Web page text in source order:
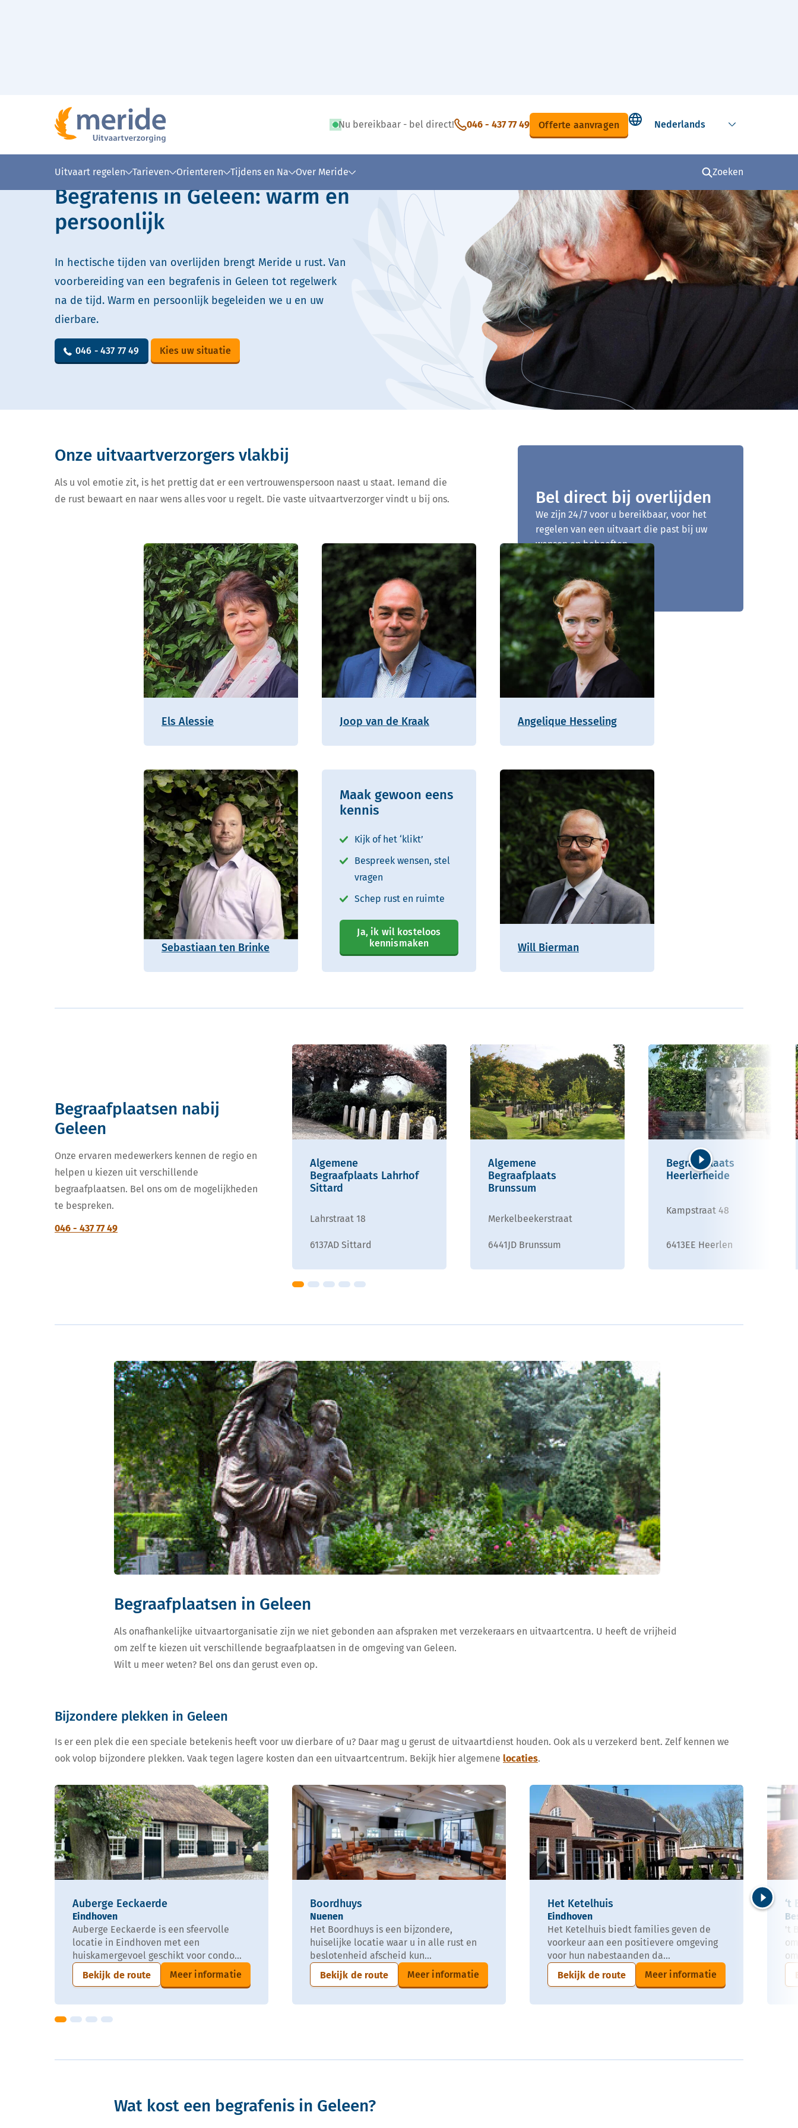
Nu bereikbaar - bel direct! 046 - 437 77 49 Offerte aanvragen
Select language
Uitvaart regelen Tarieven Orienteren Tijdens en Na Over Meride Zoeken
Lees voor Uitleg woorden Simpele tekst
Begrafenis in Geleen: warm en
persoonlijk
In hectische tijden van overlijden brengt Meride u rust. Van
voorbereiding van een begrafenis in Geleen tot regelwerk
na de tijd. Warm en persoonlijk begeleiden we u en uw
dierbare.
046 - 437 77 49 Kies uw situatie
Bel direct bij overlijden
We zijn 24/7 voor u bereikbaar, voor het
regelen van een uitvaart die past bij uw
wensen en behoeften.
046 - 437 77 49
Onze uitvaartverzorgers vlakbij
Als u vol emotie zit, is het prettig dat er een vertrouwenspersoon naast u staat. Iemand die
de rust bewaart en naar wens alles voor u regelt. Die vaste uitvaartverzorger vindt u bij ons.
Els Alessie Joop van de Kraak Angelique Hesseling
Sebastiaan ten Brinke
Maak gewoon eens
kennis
Kijk of het ‘klikt’
Bespreek wensen, stel
vragen
Schep rust en ruimte
Ja, ik wil kosteloos
kennismaken
Will Bierman
Begraafplaatsen nabij
Geleen
Onze ervaren medewerkers kennen de regio en
helpen u kiezen uit verschillende
begraafplaatsen. Bel ons om de mogelijkheden
te bespreken.
046 - 437 77 49
Algemene
Begraafplaats Lahrhof
Sittard
Lahrstraat 18
6137AD Sittard
Algemene
Begraafplaats
Brunssum
Merkelbeekerstraat
6441JD Brunssum
Begraafplaats
Heerlerheide
Kampstraat 48
6413EE Heerlen
Volgende
Begraafplaatsen in Geleen
Als onafhankelijke uitvaartorganisatie zijn we niet gebonden aan afspraken met verzekeraars en uitvaartcentra. U heeft de vrijheid
om zelf te kiezen uit verschillende begraafplaatsen in de omgeving van Geleen.
Wilt u meer weten? Bel ons dan gerust even op.
Bijzondere plekken in Geleen
Is er een plek die een speciale betekenis heeft voor uw dierbare of u? Daar mag u gerust de uitvaartdienst houden. Ook als u verzekerd bent. Zelf kennen we
ook volop bijzondere plekken. Vaak tegen lagere kosten dan een uitvaartcentrum. Bekijk hier algemene locaties.
Auberge Eeckaerde
Eindhoven
Auberge Eeckaerde is een sfeervolle
locatie in Eindhoven met een
huiskamergevoel geschikt voor condo...
Bekijk de route
Meer informatie
Boordhuys
Nuenen
Het Boordhuys is een bijzondere,
huiselijke locatie waar u in alle rust en
beslotenheid afscheid kun...
Bekijk de route
Meer informatie
Het Ketelhuis
Eindhoven
Het Ketelhuis biedt families geven de
voorkeur aan een positievere omgeving
voor hun nabestaanden da...
Bekijk de route
Meer informatie
‘t
't
Volgende
Wat kost een begrafenis in Geleen?